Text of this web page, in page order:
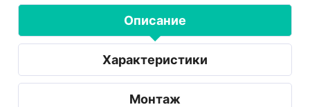
Описание
Характеристики
Монтаж